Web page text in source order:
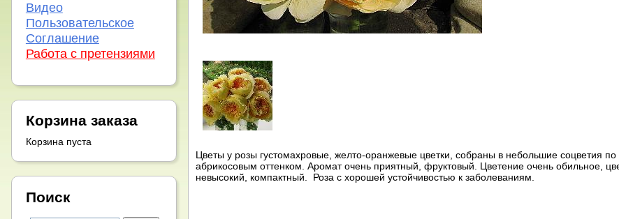
Цветы у розы густомахровые, желто-оранжевые цветки, собраны в небольшие соцветия
абрикосовым оттенком. Аромат очень приятный, фруктовый. Цветение очень обильное,
невысокий, компактный. Роза с хорошей устойчивостью к заболеваниям.
Видео
Пользовательское
Соглашение
Работа с претензиями
Корзина заказа
Корзина пуста
Поиск